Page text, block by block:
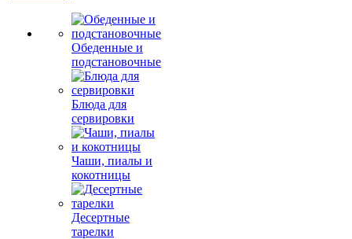
Обеденные и
подстановочные
Блюда для
сервировки
Чаши, пиалы и
кокотницы
Десертные
тарелки